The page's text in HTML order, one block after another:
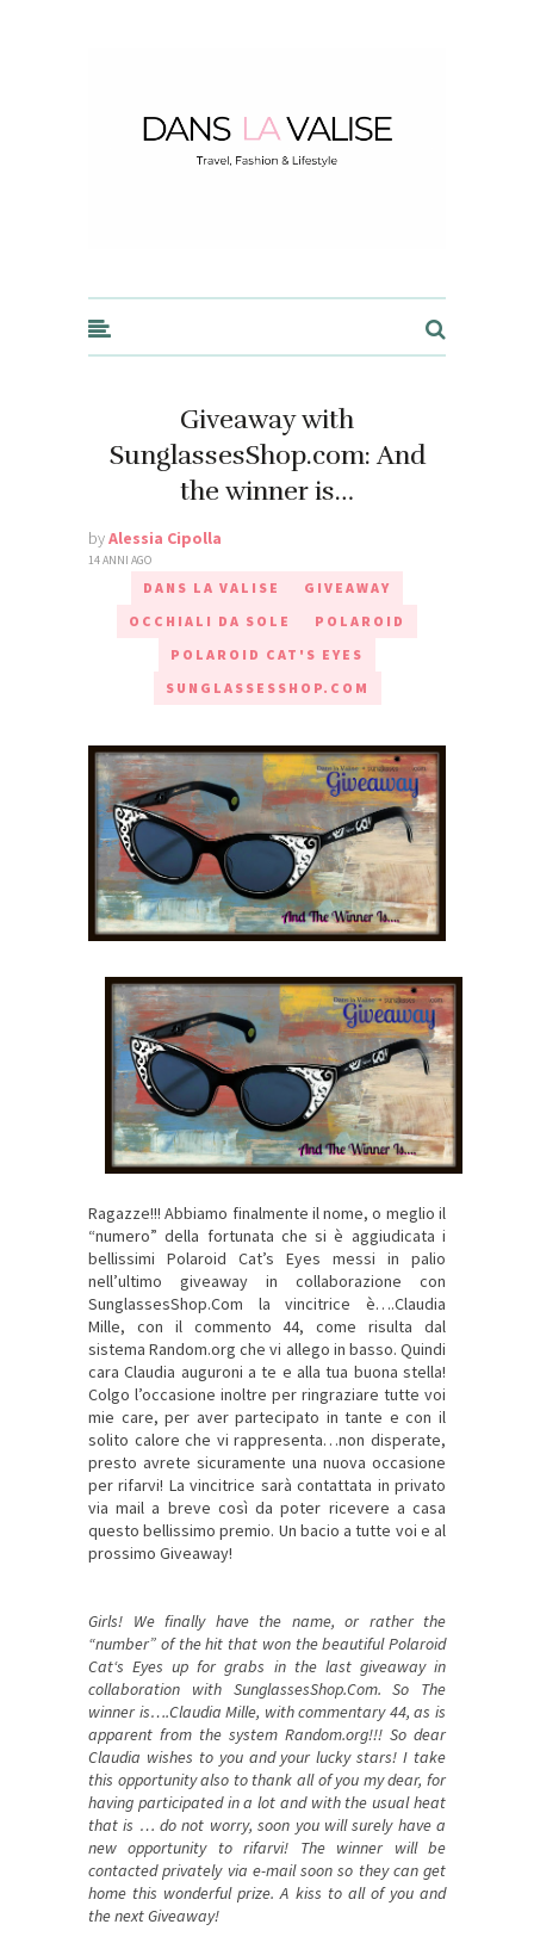
Giveaway with
SunglassesShop.com: And
the winner is…
byAlessia Cipolla
14 ANNI AGO
DANS LA VALISE
GIVEAWAY
OCCHIALI DA SOLE
POLAROID
POLAROID CAT'S EYES
SUNGLASSESSHOP.COM
Ragazze!!! Abbiamo finalmente il nome, o meglio il
“numero” della fortunata che si è aggiudicata i
bellissimi Polaroid Cat’s Eyes messi in palio
nell’ultimo giveaway in collaborazione con
SunglassesShop.Com la vincitrice è….Claudia
Mille, con il commento 44, come risulta dal
sistema Random.org che vi allego in basso. Quindi
cara Claudia auguroni a te e alla tua buona stella!
Colgo l’occasione inoltre per ringraziare tutte voi
mie care, per aver partecipato in tante e con il
solito calore che vi rappresenta…non disperate,
presto avrete sicuramente una nuova occasione
per rifarvi! La vincitrice sarà contattata in privato
via mail a breve così da poter ricevere a casa
questo bellissimo premio. Un bacio a tutte voi e al
prossimo Giveaway!
Girls! We finally have the name, or rather the
“number” of the hit that won the beautiful Polaroid
Cat‘s Eyesup for grabs in the last giveaway in
collaboration with SunglassesShop.Com. So The
winner is….Claudia Mille, with commentary44, as is
apparent from the system Random.org!!! So dear
Claudia wishes to you and your lucky stars!I take
this opportunity also to thank all of you my dear, for
having participated in a lot and with the usual heat
that is … do not worry,soon you will surely have a
new opportunity to rifarvi! The winner will be
contacted privately via e-mail soon so they can get
home this wonderful prize.A kiss to all of you and
the nextGiveaway!